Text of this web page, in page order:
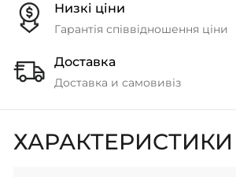
Низкі ціни
Гарантія співвідношення ціни
Доставка
Доставка и самовивіз
ХАРАКТЕРИСТИКИ